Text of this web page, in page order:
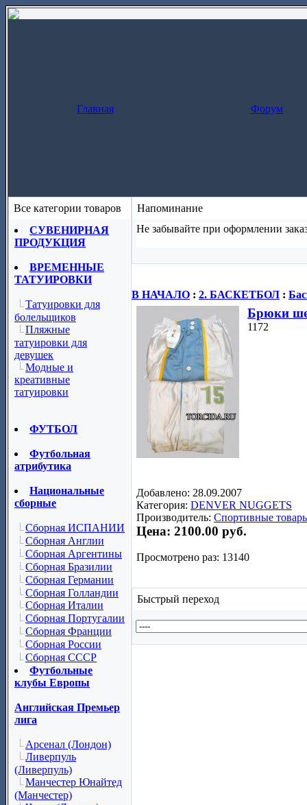
Главная Форум
Все категории товаров
СУВЕНИРНАЯ
ПРОДУКЦИЯ
ВРЕМЕННЫЕ
ТАТУИРОВКИ
Татуировки для
болельщиков
Пляжные
татуировки для
девушек
Модные и
креативные
татуировки
ФУТБОЛ
Футбольная
атрибутика
Национальные
сборные
Сборная ИСПАНИИ
Сборная Англии
Сборная Аргентины
Сборная Бразилии
Сборная Германии
Сборная Голландии
Сборная Италии
Сборная Португалии
Сборная Франции
Сборная России
Сборная СССР
Футбольные
клубы Европы
Английская Премьер
лига
Арсенал (Лондон)
Ливерпуль
(Ливерпуль)
Манчестер Юнайтед
(Манчестер)
Напоминание
Не забывайте при оформлении
В НАЧАЛО : 2. БАСКЕТБОЛ :
Брюки
1172
Добавлено: 28.09.2007
Категория: DENVER NUGGETS
Производитель: Спортивные
Цена: 2100.00 руб.
Просмотрено раз: 13140
Быстрый переход